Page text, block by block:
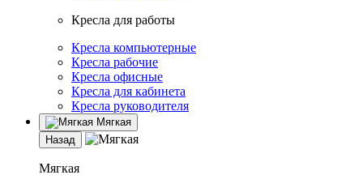
Кресла для работы
Кресла компьютерные
Кресла рабочие
Кресла офисные
Кресла для кабинета
Кресла руководителя
Мягкая
Назад
Мягкая